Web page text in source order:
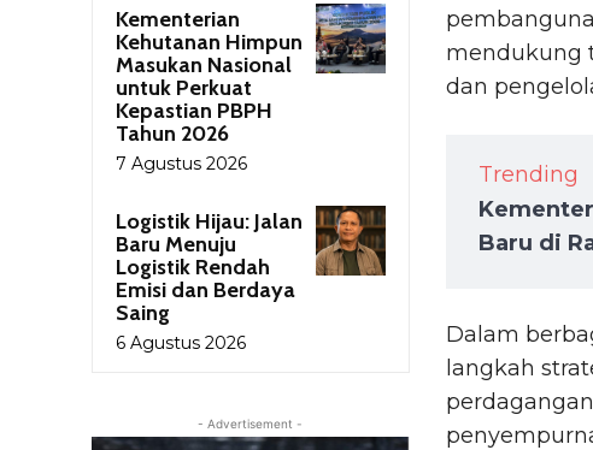
Kementerian
Kehutanan Himpun
Masukan Nasional
untuk Perkuat
Kepastian PBPH
Tahun 2026
7 Agustus 2026
Logistik Hijau: Jalan
Baru Menuju
Logistik Rendah
Emisi dan Berdaya
Saing
6 Agustus 2026
- Advertisement -
mendukung
dan
Trending
Baru di
Dalam
langkah